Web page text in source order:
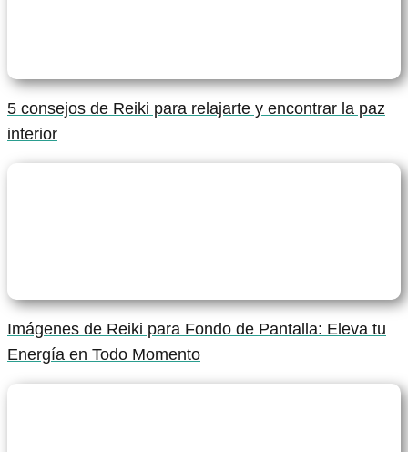
5 consejos de Reiki para relajarte y encontrar la paz
interior
Imágenes de Reiki para Fondo de Pantalla: Eleva tu
Energía en Todo Momento